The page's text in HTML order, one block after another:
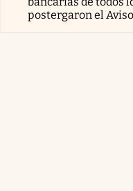
postergaron el